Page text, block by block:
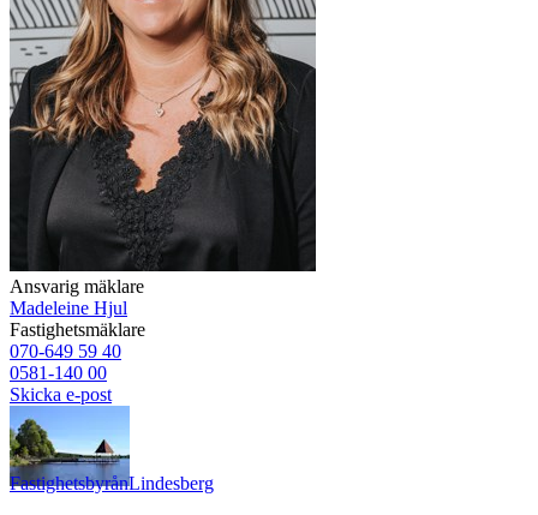
Ansvarig mäklare
Madeleine Hjul
Fastighetsmäklare
070-649 59 40
0581-140 00
Skicka e-post
FastighetsbyrånLindesberg